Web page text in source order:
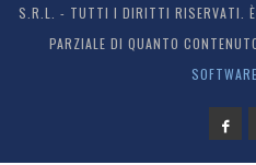
S.R.L. - TUTTI I DIRITTI RISERVATI. È
PARZIALE DI QUANTO